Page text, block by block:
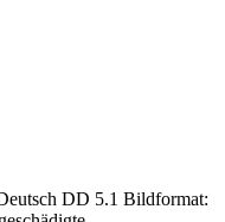
DD 5.1 Bildformat: